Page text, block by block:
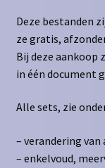
Deze bestanden
ze gratis,
Bij deze aankoop
in één document
Alle sets, zie
– verandering
– enkelvoud,